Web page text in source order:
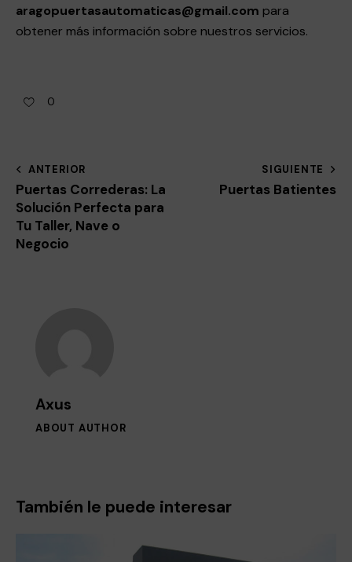
aragopuertasautomaticas@gmail.com para
obtener más información sobre nuestros servicios.
0
ANTERIOR
Puertas Correderas: La
Solución Perfecta para
Tu Taller, Nave o
Negocio
SIGUIENTE
Puertas Batientes
Axus
ABOUT AUTHOR
También le puede interesar